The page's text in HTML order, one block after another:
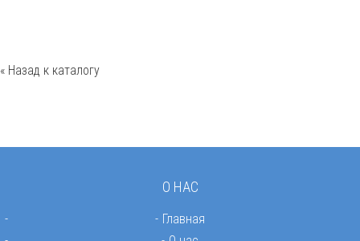
« Назад к каталогу
О НАС
Главная